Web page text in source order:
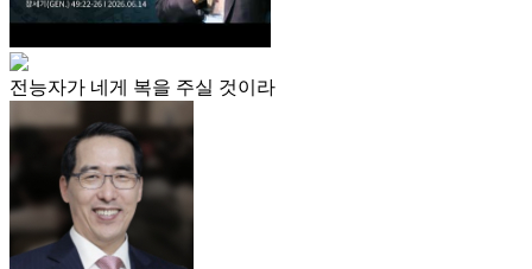
전능자가 네게 복을 주실 것이라